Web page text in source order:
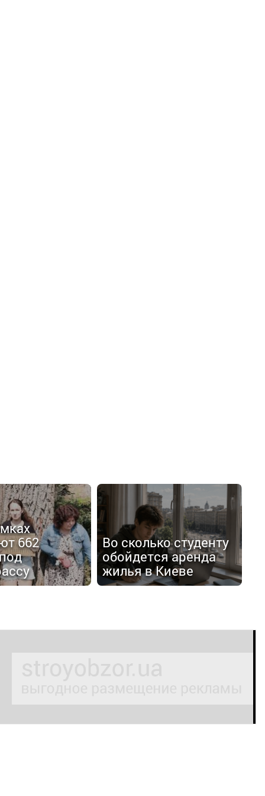
662
Во сколько студенту
обойдется аренда
жилья в Киеве